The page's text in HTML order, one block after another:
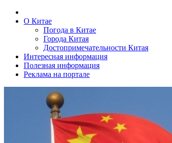
О Китае
Погода в Китае
Города Китая
Достопримечательности Китая
Интересная информация
Полезная информация
Реклама на портале